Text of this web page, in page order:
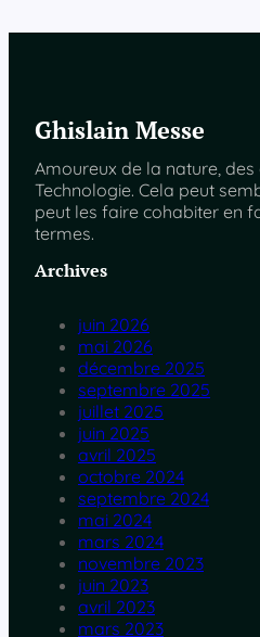
Ghislain Messe
Amoureux de la nature,
Technologie. Cela peut
peut les faire cohabiter en
termes.
Archives
juin 2026
mai 2026
décembre 2025
septembre 2025
juillet 2025
juin 2025
avril 2025
octobre 2024
septembre 2024
mai 2024
mars 2024
novembre 2023
juin 2023
avril 2023
mars 2023